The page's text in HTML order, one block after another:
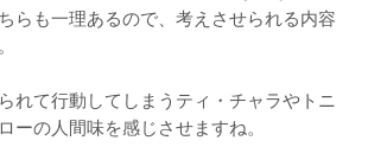
らも一理あるので、考えさせられる内容
れて行動してしまうティ・チャラやトニ
ーの人間味を感じさせますね。